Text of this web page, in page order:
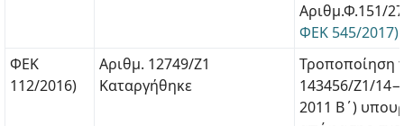
Αριθμ.Φ.151/
ΦΕΚ 545/2017)
ΦΕΚ
112/2016)
Αριθμ. 12749/Ζ1
Καταργήθηκε
Τροποποίηση
143456/Ζ1/
2011 Β΄)